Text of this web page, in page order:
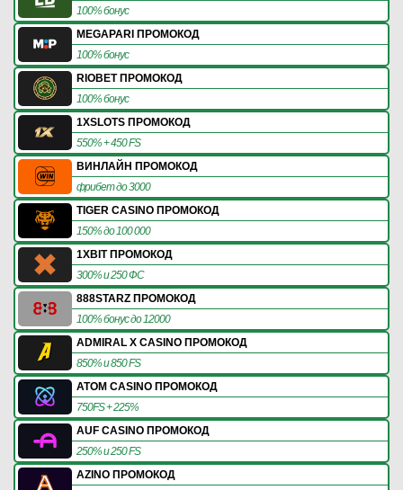
100% бонус
MEGAPARI ПРОМОКОД
100% бонус
RIOBET ПРОМОКОД
100% бонус
1XSLOTS ПРОМОКОД
550% + 450 FS
ВИНЛАЙН ПРОМОКОД
фрибет до 3000
TIGER CASINO ПРОМОКОД
150% до 100 000
1XBIT ПРОМОКОД
300% и 250 ФС
888STARZ ПРОМОКОД
100% бонус до 12000
ADMIRAL X CASINO ПРОМОКОД
850% и 850 FS
ATOM CASINO ПРОМОКОД
750FS + 225%
AUF CASINO ПРОМОКОД
250% и 250 FS
AZINO ПРОМОКОД